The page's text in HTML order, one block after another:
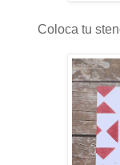
Coloca tu